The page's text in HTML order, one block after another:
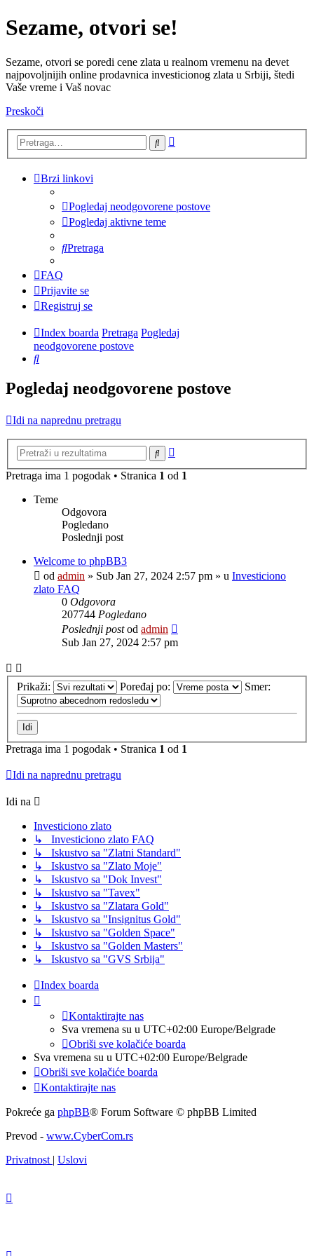
Sezame, otvori se!
Sezame, otvori se poredi cene zlata u realnom vremenu na devet
najpovoljnijih online prodavnica investicionog zlata u Srbiji, štedi
Vaše vreme i Vaš novac
Preskoči
Pretraga
Brzi linkovi
Pogledaj neodgovorene postove
Pogledaj aktivne teme
Pretraga
FAQ
Prijavite se
Registruj se
Index boarda Pretraga Pogledaj
neodgovorene postove
Pretraga
Pogledaj neodgovorene postove
Idi na naprednu pretragu
Pretraga
Pretraga ima 1 pogodak • Stranica 1 od 1
Teme
Odgovora
Pogledano
Poslednji post
Welcome to phpBB3
od admin » Sub Jan 27, 2024 2:57 pm » u Investiciono
zlato FAQ
0 Odgovora
207744 Pogledano
Poslednji postod admin
Sub Jan 27, 2024 2:57 pm
Prikaži: Poređaj po: Smer:
Pretraga ima 1 pogodak • Stranica 1 od 1
Idi na naprednu pretragu
Idi na
Investiciono zlato
↳ Investiciono zlato FAQ
↳ Iskustvo sa "Zlatni Standard"
↳ Iskustvo sa "Zlato Moje"
↳ Iskustvo sa "Dok Invest"
↳ Iskustvo sa "Tavex"
↳ Iskustvo sa "Zlatara Gold"
↳ Iskustvo sa "Insignitus Gold"
↳ Iskustvo sa "Golden Space"
↳ Iskustvo sa "Golden Masters"
↳ Iskustvo sa "GVS Srbija"
Index boarda
Kontaktirajte nas
Sva vremena su u UTC+02:00 Europe/Belgrade
Obriši sve kolačiće boarda
Sva vremena su u UTC+02:00 Europe/Belgrade
Obriši sve kolačiće boarda
Kontaktirajte nas
Pokreće ga phpBB® Forum Software © phpBB Limited
Prevod - www.CyberCom.rs
Privatnost
Uslovi